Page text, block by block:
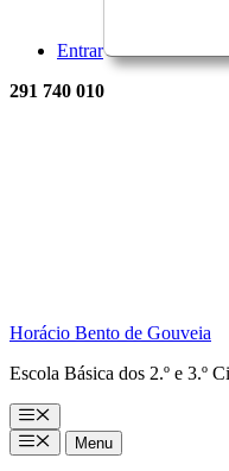
Entrar
291 740 010
Horácio Bento de Gouveia
Escola Básica dos 2.º e 3.º
Menu
MenuMenu